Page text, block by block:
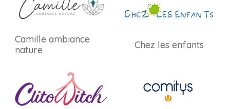
Camille ambiance
nature
Chez les enfants